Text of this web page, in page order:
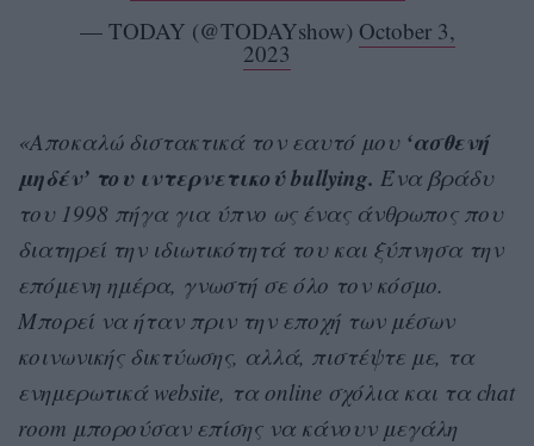
— TODAY (@TODAYshow) October 3,
2023
«Αποκαλώ διστακτικά τον εαυτό μου ‘ασθενή
μηδέν’ του ιντερνετικού bullying. Ένα βράδυ
του 1998 πήγα για ύπνο ως ένας άνθρωπος που
διατηρεί την ιδιωτικότητά του και ξύπνησα την
επόμενη ημέρα, γνωστή σε όλο τον κόσμο.
Μπορεί να ήταν πριν την εποχή των μέσων
κοινωνικής δικτύωσης, αλλά, πιστέψτε με, τα
ενημερωτικά website, τα online σχόλια και τα chat
room μπορούσαν επίσης να κάνουν μεγάλη